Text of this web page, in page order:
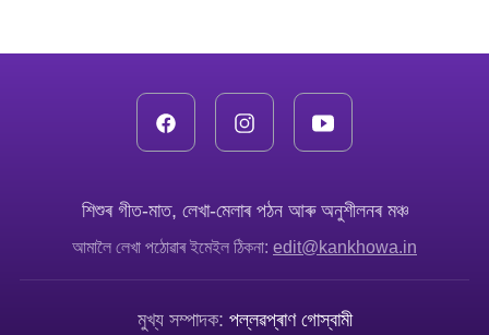
শিশুৰ গীত-মাত, লেখা-মেলাৰ পঠন আৰু অনুশীলনৰ মঞ্চ
আমালৈ লেখা পঠোৱাৰ ইমেইল ঠিকনা: edit@kankhowa.in
মুখ্য সম্পাদক: পল্লৱপ্ৰাণ গোস্বামী